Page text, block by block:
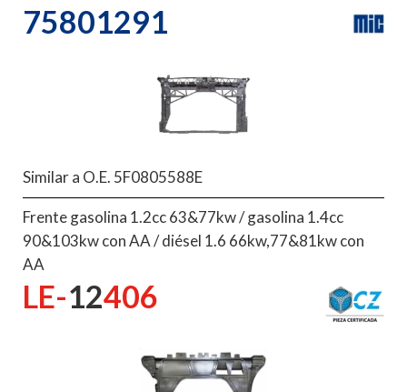
75801291
Similar a O.E. 5F0805588E
Frente gasolina 1.2cc 63&77kw / gasolina 1.4cc
90&103kw con AA / diésel 1.6 66kw,77&81kw con
AA
LE-12406